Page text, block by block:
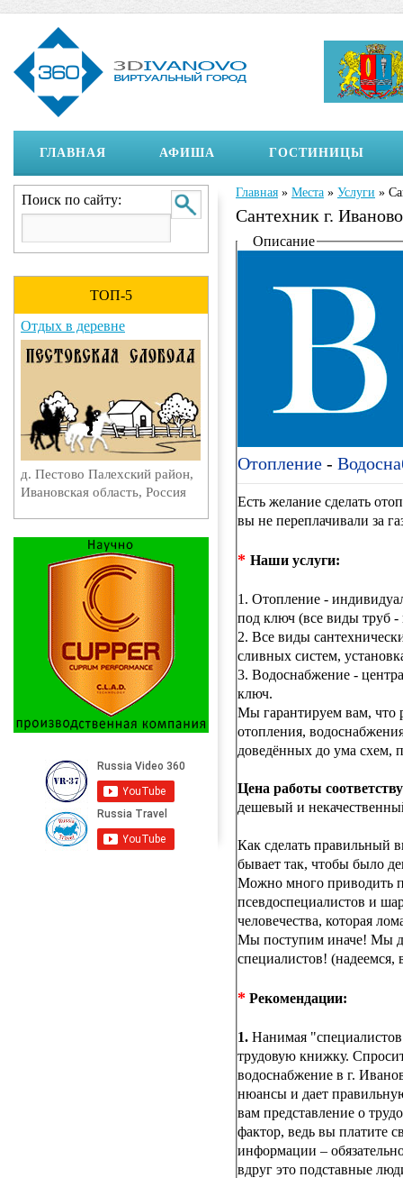
ГЛАВНАЯ АФИША ГОСТИНИЦЫ
Вы здесь
Главная » Места » Услуги »
Сантехник г. Иваново
Отображение на
Описание
Отопление -
Есть желание сделать
вы не переплачивали за
* Наши услуги:
1. Отопление -
под ключ (все виды труб
2. Все виды
сливных систем,
3. Водоснабжение -
ключ.
Мы гарантируем вам, что
отопления,
доведённых до ума схем,
Цена работы
дешевый и
Как сделать правильный
бывает так, чтобы было
Можно много приводить
псевдоспециалистов и
человечества, которая
Мы поступим иначе! Мы
специалистов!
* Рекомендации:
1. Нанимая
трудовую книжку.
водоснабжение в г.
нюансы и дает
вам представление о
фактор, ведь вы платите
информации –
вдруг это подставные
Поиск по сайту:
ТОП-5
Отдых в деревне
д. Пестово Палехский район,
Ивановская область, Россия